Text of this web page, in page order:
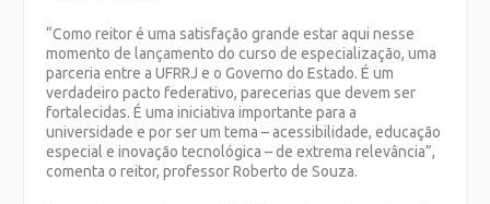
“Como reitor é uma satisfação grande estar aqui nesse
momento de lançamento do curso de especialização, uma
parceria entre a UFRRJ e o Governo do Estado. É um
verdadeiro pacto federativo, parecerias que devem ser
fortalecidas. É uma iniciativa importante para a
universidade e por ser um tema – acessibilidade, educação
especial e inovação tecnológica – de extrema relevância”,
comenta o reitor, professor Roberto de Souza.